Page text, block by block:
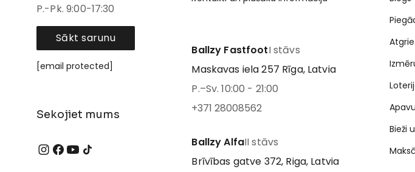
P.-Pk. 9:00-17:30
Sākt sarunu
[email protected]
Sekojiet mums
Ballzy FastfootI stāvs
Maskavas iela 257 Rīga, Latvia
P.–Sv. 10:00 - 21:00
+371 28008562
Ballzy AlfaII stāvs
Brīvības gatve 372, Riga, Latvia
Bieži